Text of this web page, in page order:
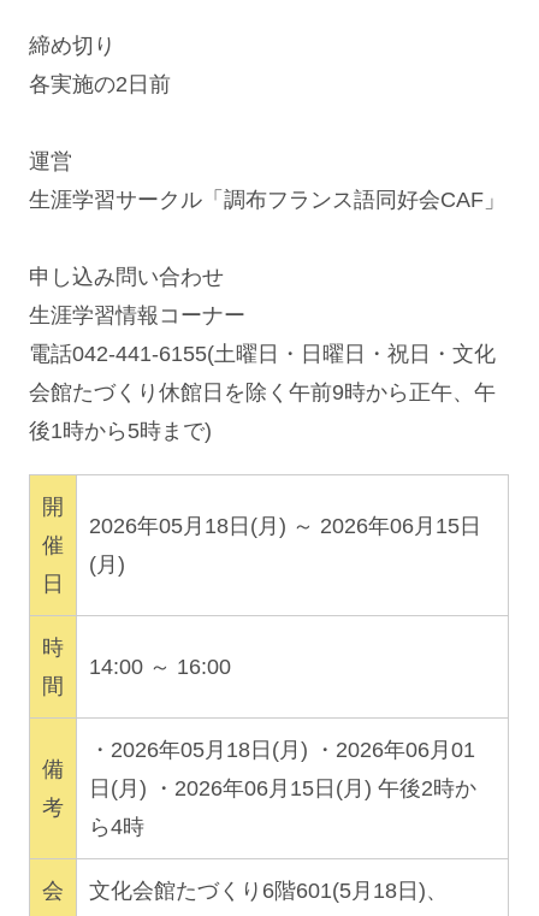
締め切り
各実施の2日前
運営
生涯学習サークル「調布フランス語同好会CAF」
申し込み問い合わせ
生涯学習情報コーナー
電話042-441-6155(土曜日・日曜日・祝日・文化
会館たづくり休館日を除く午前9時から正午、午
後1時から5時まで)
開
催
日
2026年05月18日(月) ～ 2026年06月15日
(月)
時
間
14:00 ～ 16:00
備
考
・2026年05月18日(月) ・2026年06月01
日(月) ・2026年06月15日(月) 午後2時か
ら4時
会
文化会館たづくり6階601(5月18日)、